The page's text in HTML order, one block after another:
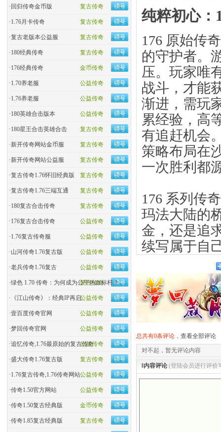
复古传奇
· 回归传奇金币版
复古传奇
·1.76月卡传奇
复古传奇
·复古老版本公益服
复古传奇
·180经典传奇
金币传奇
·176经典传奇
公益传奇
·1.70养老服
公益传奇
·1.76养老服
公益传奇
·180英雄合击版本
复古传奇
·180星王合击英雄合击
复古传奇
·新开传奇网站金币服
复古传奇
·新开传奇网站公益服
复古传奇
·复古传奇1.76怀旧经典版
复古传奇
·复古传奇1.76三端互通
复古传奇
·180复古合击传奇
公益传奇
·176复古合击传奇
公益传奇
·1.76复古传奇服
公益传奇
·山河传奇1.76复古版
公益传奇
·老兵传奇1.76复古
复古传奇
·绿色 1.70 传奇：为何成为公平热血标杆？
公益传奇
· 《江山传奇》：经典IP再启
公益传奇
·壹百度传奇官网
公益传奇
·梦回传奇官网
公益传奇
·追忆传奇,1.76最原始的复古传奇
复古传奇
·盛大传奇1.76复古版
公益传奇
·1.76复古传奇,1.76传奇网站
公益传奇
·传奇1.50官方网站
金币传奇
·传奇1.50复古经典版
复古传奇
·传奇1.85复古经典版
纯粹初心：
176 原始传
的守护者。
压。玩家唯
战斗，才能
渐进，需玩
累经验，高
有追赶机会
策略布局在
一次胜利都
176 系列传
玛法大陆的
金，还是追
续写属于自
总共有0条评论， 查看全部评论
对不起，暂无评论内容
‖内容评论 (登陆会员进行评价